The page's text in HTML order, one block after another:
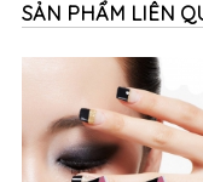
SẢN PHẨM LIÊN